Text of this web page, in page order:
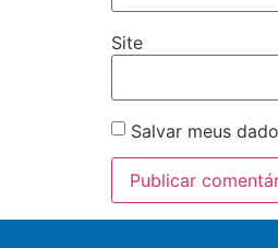
Site
Salvar meus